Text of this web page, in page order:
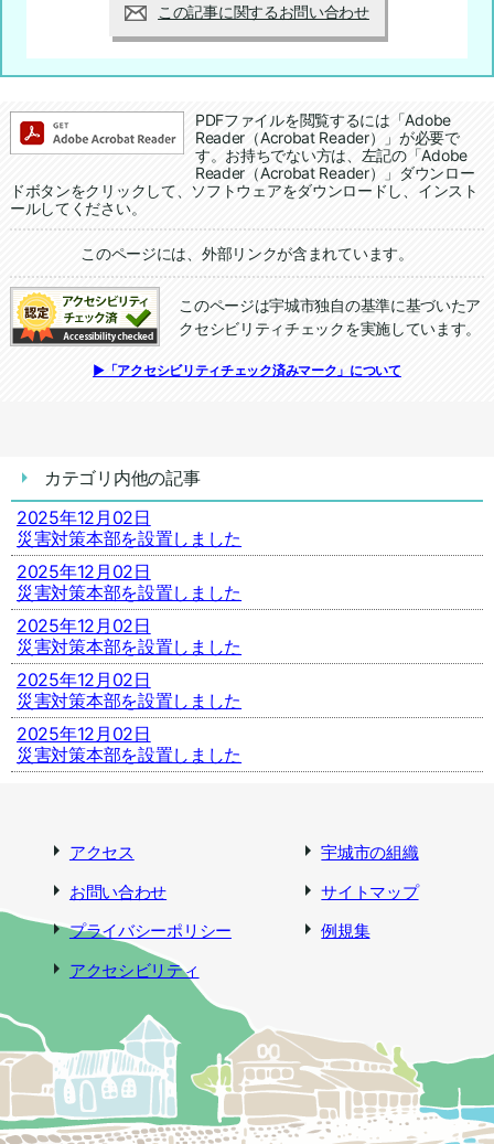
この記事に関するお問い合わせ
追加情報：PDFファイルPDFファイルを閲覧するには「Adobe
Reader（Acrobat Reader）」が必要で
す。お持ちでない方は、左記の「Adobe
Reader（Acrobat Reader）」ダウンロー
ドボタンをクリックして、ソフトウェアをダウンロードし、インスト
ールしてください。
追加情報：外部リンク
このページには、外部リンクが含まれています。
追加情報：アクセシビリティチェック
このページは宇城市独自の基準に基づいたア
クセシビリティチェックを実施しています。
▶「アクセシビリティチェック済みマーク」について
カテゴリ内他の記事
2025年12月02日
災害対策本部を設置しました
2025年12月02日
災害対策本部を設置しました
2025年12月02日
災害対策本部を設置しました
2025年12月02日
災害対策本部を設置しました
2025年12月02日
災害対策本部を設置しました
アクセス
宇城市の組織
お問い合わせ
サイトマップ
プライバシーポリシー
例規集
アクセシビリティ